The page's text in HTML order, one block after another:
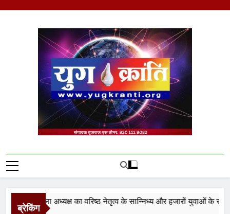
Yug Kranti | Trusted
News Portal
ब्रेकिंग
जिला अध्यक्ष का वरिष्ठ नेतृत्व के सान्निध्य और हजारों युवाओं के समक्ष